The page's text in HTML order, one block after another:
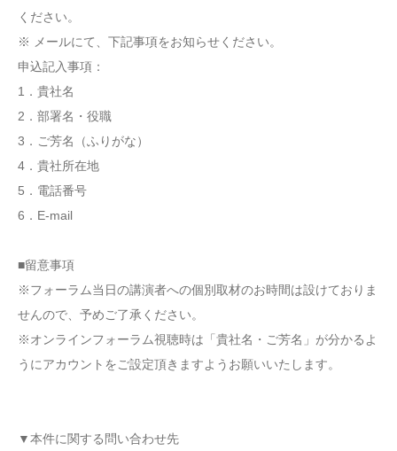
ください。
※ メールにて、下記事項をお知らせください。
申込記入事項：
1．貴社名
2．部署名・役職
3．ご芳名（ふりがな）
4．貴社所在地
5．電話番号
6．E-mail
■留意事項
※フォーラム当日の講演者への個別取材のお時間は設けておりま
せんので、予めご了承ください。
※オンラインフォーラム視聴時は「貴社名・ご芳名」が分かるよ
うにアカウントをご設定頂きますようお願いいたします。
▼本件に関する問い合わせ先